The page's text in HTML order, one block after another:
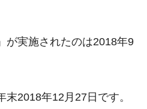
が実施されたのは2018年9
2018年12月27日です。